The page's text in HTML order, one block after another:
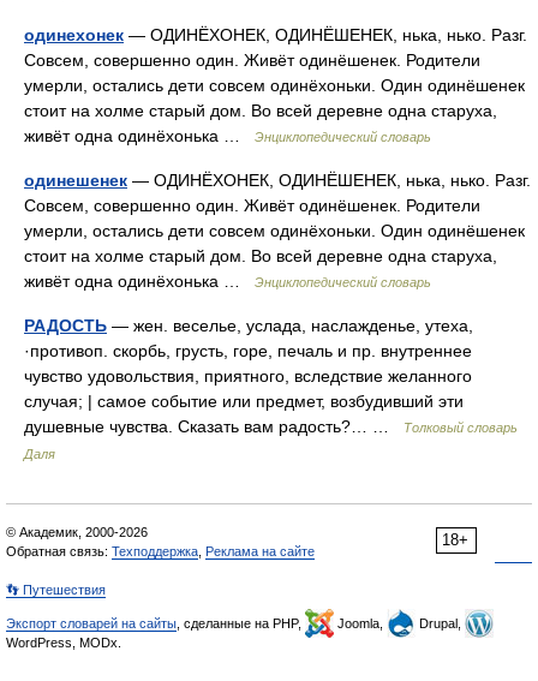
одинехонек — ОДИНЁХОНЕК, ОДИНЁШЕНЕК, нька, нько. Разг.
Совсем, совершенно один. Живёт одинёшенек. Родители
умерли, остались дети совсем одинёхоньки. Один одинёшенек
стоит на холме старый дом. Во всей деревне одна старуха,
живёт одна одинёхонька …
Энциклопедический словарь
одинешенек — ОДИНЁХОНЕК, ОДИНЁШЕНЕК, нька, нько. Разг.
Совсем, совершенно один. Живёт одинёшенек. Родители
умерли, остались дети совсем одинёхоньки. Один одинёшенек
стоит на холме старый дом. Во всей деревне одна старуха,
живёт одна одинёхонька …
Энциклопедический словарь
РАДОСТЬ — жен. веселье, услада, наслажденье, утеха,
·противоп. скорбь, грусть, горе, печаль и пр. внутреннее
чувство удовольствия, приятного, вследствие желанного
случая; | самое событие или предмет, возбудивший эти
душевные чувства. Сказать вам радость?… …
Толковый словарь
Даля
18+
© Академик, 2000-2026
Обратная связь: Техподдержка Реклама на сайте
👣 Путешествия
Экспорт словарей на сайты , сделанные на PHP, Joomla,
Drupal,
WordPress, MODx.